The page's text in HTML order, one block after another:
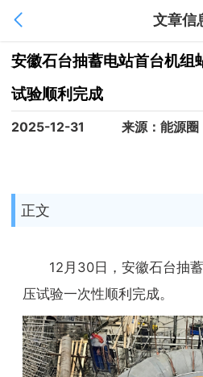
文章信
安徽石台抽蓄电站首台机组
试验顺利完成
2025-12-31 来源：能源圈
正文
12月30日，安徽石台抽
压试验一次性顺利完成。